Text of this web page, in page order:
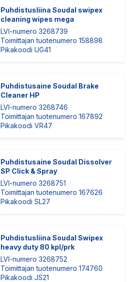
Puhdistusliina Soudal swipex
cleaning wipes mega
LVI-numero 3268739
Toimittajan tuotenumero 158898
Pikakoodi UG41
Puhdistusaine Soudal Brake
Cleaner HP
LVI-numero 3268746
Toimittajan tuotenumero 167892
Pikakoodi VR47
Puhdistusaine Soudal Dissolver
SP Click & Spray
LVI-numero 3268751
Toimittajan tuotenumero 167626
Pikakoodi SL27
Puhdistusliina Soudal Swipex
heavy duty 80 kpl/prk
LVI-numero 3268752
Toimittajan tuotenumero 174760
Pikakoodi JS21